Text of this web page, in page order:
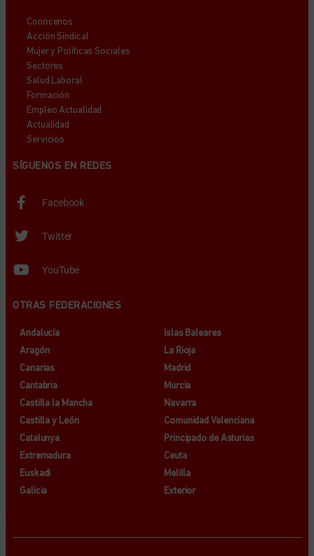
Conócenos
Acción Sindical
Mujer y Políticas Sociales
Sectores
Salud Laboral
Formación
Empleo Actualidad
Actualidad
Servicios
SÍGUENOS EN REDES
Facebook
Twitter
YouTube
OTRAS FEDERACIONES
Andalucía
Aragón
Canarias
Cantabria
Castilla la Mancha
Castilla y León
Catalunya
Extremadura
Euskadi
Galicia
Islas Baleares
La Rioja
Madrid
Murcia
Navarra
Comunidad Valenciana
Principado de Asturias
Ceuta
Melilla
Exterior